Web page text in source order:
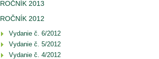
ROČNÍK 2013
ROČNÍK 2012
Vydanie č. 6/2012
Vydanie č. 5/2012
Vydanie č. 4/2012